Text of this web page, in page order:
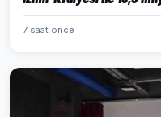
7 saat önce